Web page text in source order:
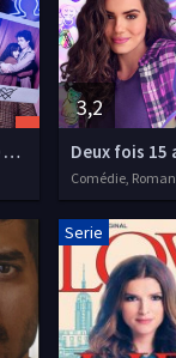
Guide astrologique des cœurs brisés
3,2
Deux fois 15
Comédie,
Serie